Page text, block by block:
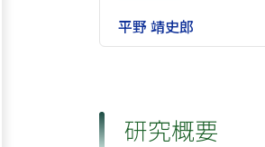
平野 靖史郎
研究概要